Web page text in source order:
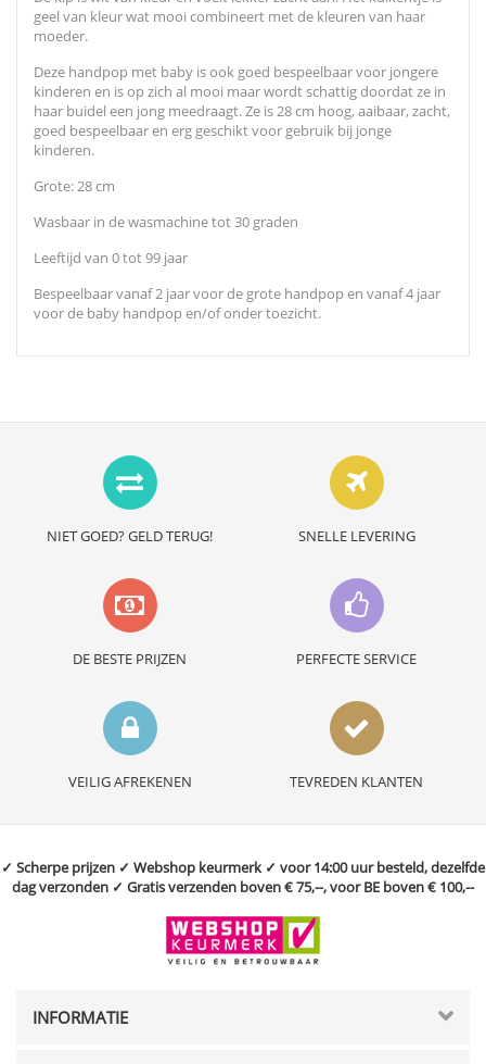
geel van kleur wat mooi combineert met de kleuren van haar
moeder.
Deze handpop met baby is ook goed bespeelbaar voor jongere
kinderen en is op zich al mooi maar wordt schattig doordat ze in
haar buidel een jong meedraagt. Ze is 28 cm hoog, aaibaar, zacht,
goed bespeelbaar en erg geschikt voor gebruik bij jonge
kinderen.
Grote: 28 cm
Wasbaar in de wasmachine tot 30 graden
Leeftijd van 0 tot 99 jaar
Bespeelbaar vanaf 2 jaar voor de grote handpop en vanaf 4 jaar
voor de baby handpop en/of onder toezicht.
NIET GOED? GELD TERUG! SNELLE LEVERING
DE BESTE PRIJZEN PERFECTE SERVICE
VEILIG AFREKENEN TEVREDEN KLANTEN
✓ Scherpe prijzen ✓ Webshop keurmerk ✓ voor 14:00 uur besteld, dezelfde
dag verzonden ✓ Gratis verzenden boven € 75,--, voor BE boven € 100,--
INFORMATIE